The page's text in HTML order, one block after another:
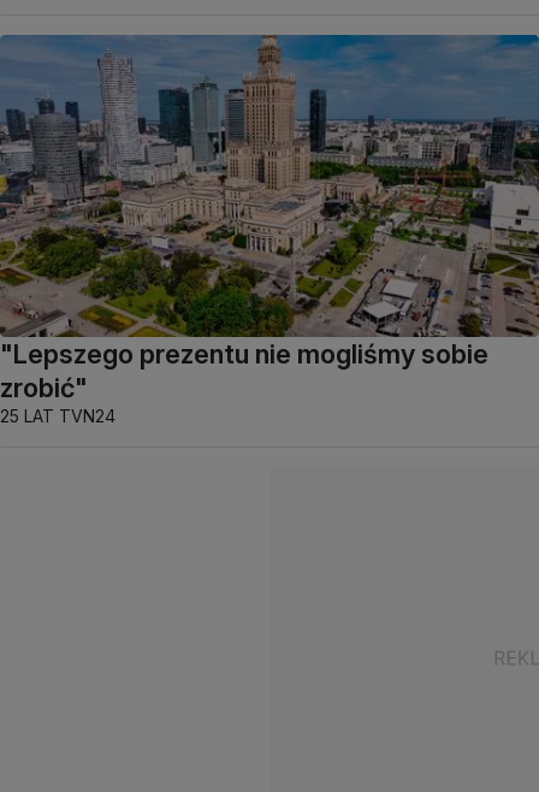
"Lepszego prezentu nie mogliśmy sobie
zrobić"
25 LAT TVN24